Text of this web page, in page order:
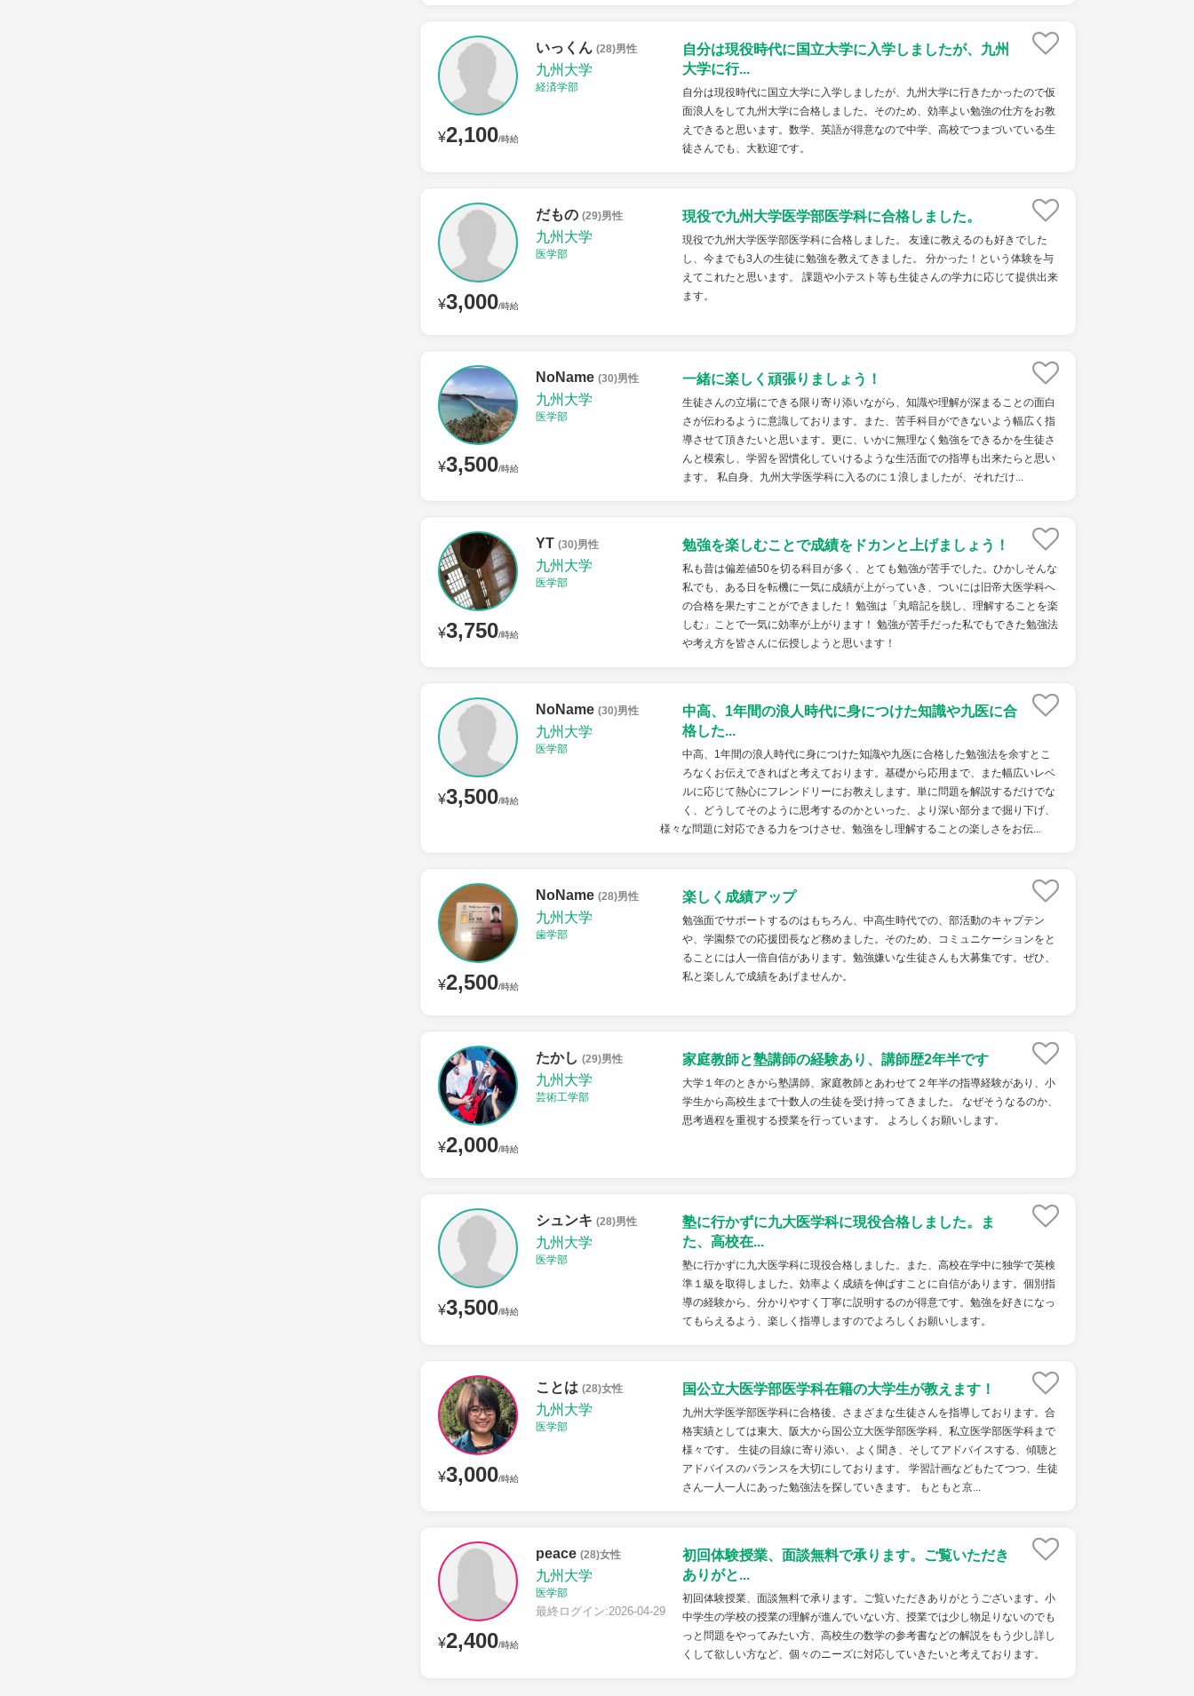
¥2,100/時給
いっくん (28)男性
九州大学
経済学部
自分は現役時代に国立大学に入学しましたが、九州
大学に行...
自分は現役時代に国立大学に入学しましたが、九州大学に行きたかったので仮
面浪人をして九州大学に合格しました。そのため、効率よい勉強の仕方をお教
えできると思います。数学、英語が得意なので中学、高校でつまづいている生
徒さんでも、大歓迎です。
¥3,000/時給
だもの (29)男性
九州大学
医学部
現役で九州大学医学部医学科に合格しました。
現役で九州大学医学部医学科に合格しました。 友達に教えるのも好きでした
し、今までも3人の生徒に勉強を教えてきました。 分かった！という体験を与
えてこれたと思います。 課題や小テスト等も生徒さんの学力に応じて提供出来
ます。
¥3,500/時給
NoName (30)男性
九州大学
医学部
一緒に楽しく頑張りましょう！
生徒さんの立場にできる限り寄り添いながら、知識や理解が深まることの面白
さが伝わるように意識しております。また、苦手科目ができないよう幅広く指
導させて頂きたいと思います。更に、いかに無理なく勉強をできるかを生徒さ
んと模索し、学習を習慣化していけるような生活面での指導も出来たらと思い
ます。 私自身、九州大学医学科に入るのに１浪しましたが、それだけ...
¥3,750/時給
YT (30)男性
九州大学
医学部
勉強を楽しむことで成績をドカンと上げましょう！
私も昔は偏差値50を切る科目が多く、とても勉強が苦手でした。ひかしそんな
私でも、ある日を転機に一気に成績が上がっていき、ついには旧帝大医学科へ
の合格を果たすことができました！ 勉強は「丸暗記を脱し、理解することを楽
しむ」ことで一気に効率が上がります！ 勉強が苦手だった私でもできた勉強法
や考え方を皆さんに伝授しようと思います！
¥3,500/時給
NoName (30)男性
九州大学
医学部
中高、1年間の浪人時代に身につけた知識や九医に合
格した...
中高、1年間の浪人時代に身につけた知識や九医に合格した勉強法を余すとこ
ろなくお伝えできればと考えております。基礎から応用まで、また幅広いレベ
ルに応じて熱心にフレンドリーにお教えします。単に問題を解説するだけでな
く、どうしてそのように思考するのかといった、より深い部分まで掘り下げ、
様々な問題に対応できる力をつけさせ、勉強をし理解することの楽しさをお伝...
¥2,500/時給
NoName (28)男性
九州大学
歯学部
楽しく成績アップ
勉強面でサポートするのはもちろん、中高生時代での、部活動のキャプテン
や、学園祭での応援団長など務めました。そのため、コミュニケーションをと
ることには人一倍自信があります。勉強嫌いな生徒さんも大募集です。ぜひ、
私と楽しんで成績をあげませんか。
¥2,000/時給
たかし (29)男性
九州大学
芸術工学部
家庭教師と塾講師の経験あり、講師歴2年半です
大学１年のときから塾講師、家庭教師とあわせて２年半の指導経験があり、小
学生から高校生まで十数人の生徒を受け持ってきました。 なぜそうなるのか、
思考過程を重視する授業を行っています。 よろしくお願いします。
¥3,500/時給
シュンキ (28)男性
九州大学
医学部
塾に行かずに九大医学科に現役合格しました。ま
た、高校在...
塾に行かずに九大医学科に現役合格しました。また、高校在学中に独学で英検
準１級を取得しました。効率よく成績を伸ばすことに自信があります。個別指
導の経験から、分かりやすく丁寧に説明するのが得意です。勉強を好きになっ
てもらえるよう、楽しく指導しますのでよろしくお願いします。
¥3,000/時給
ことは (28)女性
九州大学
医学部
国公立大医学部医学科在籍の大学生が教えます！
九州大学医学部医学科に合格後、さまざまな生徒さんを指導しております。合
格実績としては東大、阪大から国公立大医学部医学科、私立医学部医学科まで
様々です。 生徒の目線に寄り添い、よく聞き、そしてアドバイスする、傾聴と
アドバイスのバランスを大切にしております。 学習計画などもたてつつ、生徒
さん一人一人にあった勉強法を探していきます。 もともと京...
¥2,400/時給
peace (28)女性
九州大学
医学部
最終ログイン:2026-04-29
初回体験授業、面談無料で承ります。ご覧いただき
ありがと...
初回体験授業、面談無料で承ります。ご覧いただきありがとうございます。小
中学生の学校の授業の理解が進んでいない方、授業では少し物足りないのでも
っと問題をやってみたい方、高校生の数学の参考書などの解説をもう少し詳し
くして欲しい方など、個々のニーズに対応していきたいと考えております。